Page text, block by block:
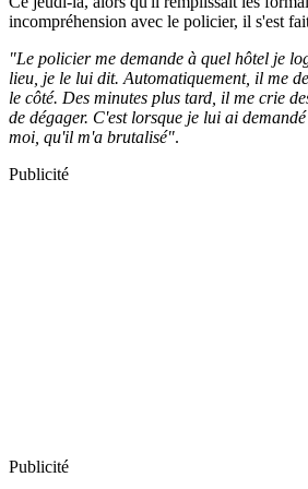
incompréhension avec le policier, il s'est
"Le policier me demande à quel hôtel je
lieu, je le lui dit. Automatiquement, il me
le côté. Des minutes plus tard, il me crie
de dégager. C'est lorsque je lui ai
moi, qu'il m'a brutalisé".
Publicité
Publicité